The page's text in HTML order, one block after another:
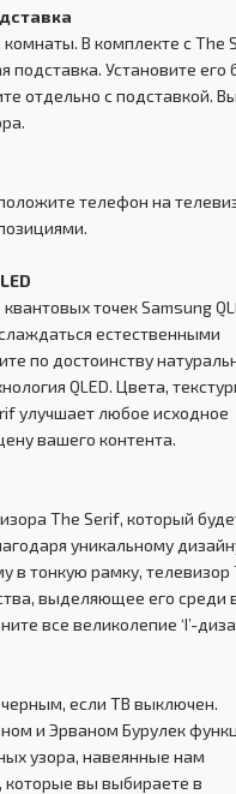
В комплекте с The
Установите его
отдельно с подставкой. Вы
телефон на
точек Samsung
естественными
по достоинству
QLED. Цвета,
улучшает любое исходное
вашего контента.
The Serif, который
уникальному
тонкую рамку, телевизор
выделяющее его среди
все великолепие ‘I’-
если ТВ выключен.
и Эрваном Бурулек
узора, навеянные нам
которые вы выбираете в